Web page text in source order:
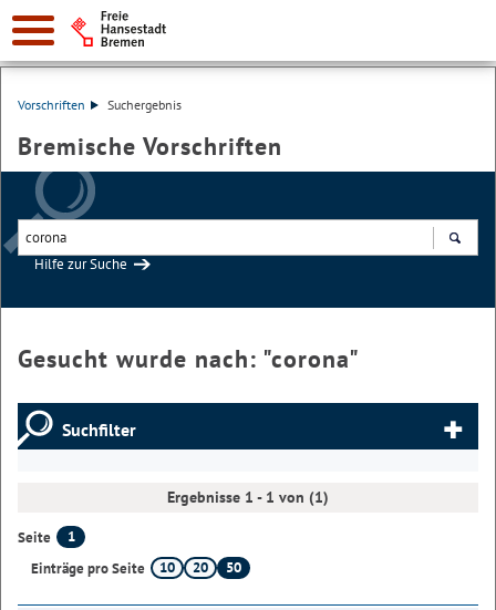
Vorschriften Suchergebnis
Bremische Vorschriften
Hilfe zur Suche
Gesucht wurde nach: "corona"
Suchfilter
Ergebnisse 1 - 1 von (1)
Seite
1
Einträge pro Seite
10 20 50